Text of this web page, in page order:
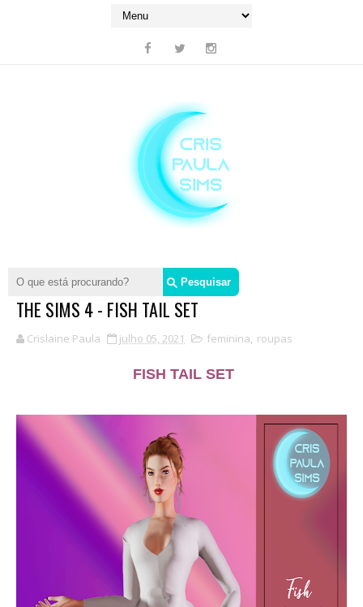
THE SIMS 4 - FISH TAIL SET
Crislaine Paula julho 05, 2021 feminina, roupas
FISH TAIL SET